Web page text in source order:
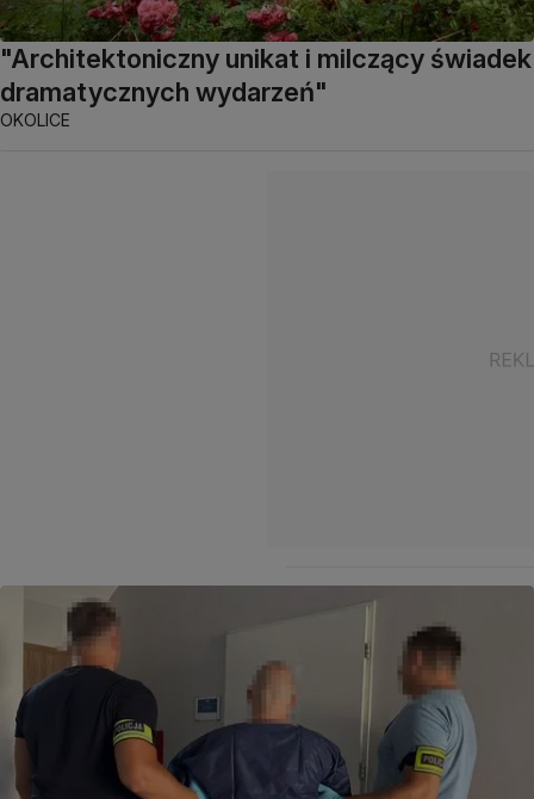
"Architektoniczny unikat i milczący świadek
dramatycznych wydarzeń"
OKOLICE